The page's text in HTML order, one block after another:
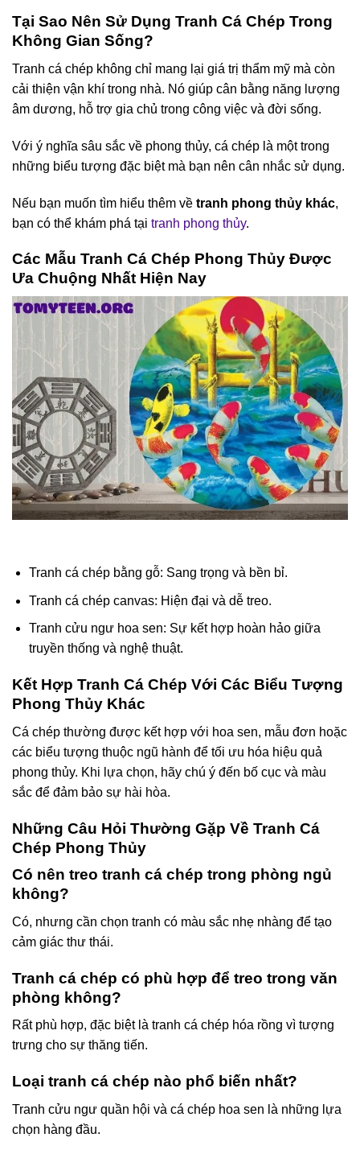
Tại Sao Nên Sử Dụng Tranh Cá Chép Trong
Không Gian Sống?
Tranh cá chép không chỉ mang lại giá trị thẩm mỹ mà còn
cải thiện vận khí trong nhà. Nó giúp cân bằng năng lượng
âm dương, hỗ trợ gia chủ trong công việc và đời sống.
Với ý nghĩa sâu sắc về phong thủy, cá chép là một trong
những biểu tượng đặc biệt mà bạn nên cân nhắc sử dụng.
Nếu bạn muốn tìm hiểu thêm về tranh phong thủy khác,
bạn có thể khám phá tại tranh phong thủy.
Các Mẫu Tranh Cá Chép Phong Thủy Được
Ưa Chuộng Nhất Hiện Nay
Tranh cá chép bằng gỗ: Sang trọng và bền bỉ.
Tranh cá chép canvas: Hiện đại và dễ treo.
Tranh cửu ngư hoa sen: Sự kết hợp hoàn hảo giữa
truyền thống và nghệ thuật.
Kết Hợp Tranh Cá Chép Với Các Biểu Tượng
Phong Thủy Khác
Cá chép thường được kết hợp với hoa sen, mẫu đơn hoặc
các biểu tượng thuộc ngũ hành để tối ưu hóa hiệu quả
phong thủy. Khi lựa chọn, hãy chú ý đến bố cục và màu
sắc để đảm bảo sự hài hòa.
Những Câu Hỏi Thường Gặp Về Tranh Cá
Chép Phong Thủy
Có nên treo tranh cá chép trong phòng ngủ
không?
Có, nhưng cần chọn tranh có màu sắc nhẹ nhàng để tạo
cảm giác thư thái.
Tranh cá chép có phù hợp để treo trong văn
phòng không?
Rất phù hợp, đặc biệt là tranh cá chép hóa rồng vì tượng
trưng cho sự thăng tiến.
Loại tranh cá chép nào phổ biến nhất?
Tranh cửu ngư quần hội và cá chép hoa sen là những lựa
chọn hàng đầu.